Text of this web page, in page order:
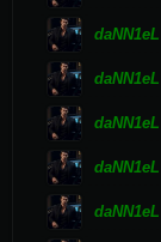
daNN1eL
daNN1eL
daNN1eL
daNN1eL
daNN1eL